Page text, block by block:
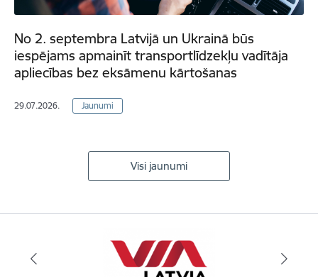
No 2. septembra Latvijā un Ukrainā būs
iespējams apmainīt transportlīdzekļu vadītāja
apliecības bez eksāmenu kārtošanas
29.07.2026. Jaunumi
Visi jaunumi